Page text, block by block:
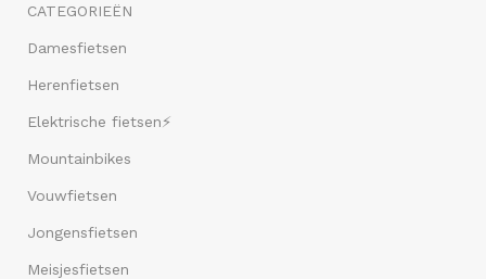
CATEGORIEËN
Damesfietsen
Herenfietsen
Elektrische fietsen⚡
Mountainbikes
Vouwfietsen
Jongensfietsen
Meisjesfietsen